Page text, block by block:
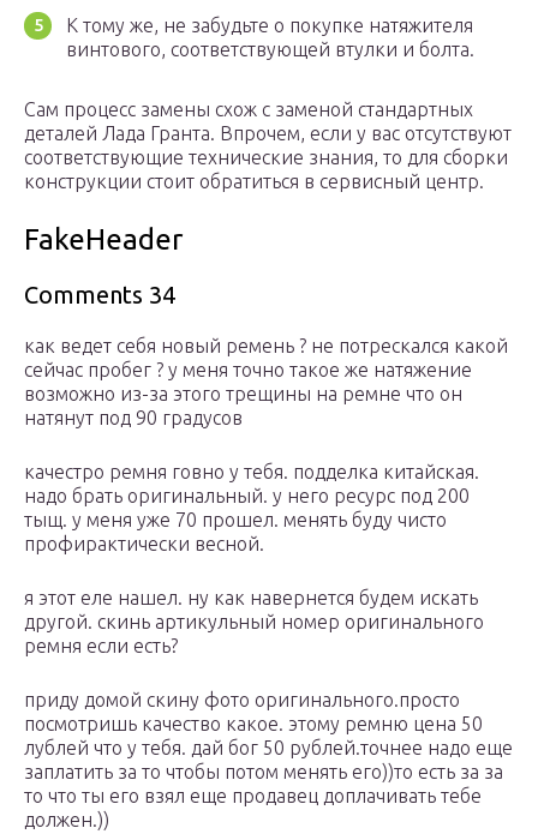
К тому же, не забудьте о покупке натяжителя
винтового, соответствующей втулки и болта.
Сам процесс замены схож с заменой стандартных
деталей Лада Гранта. Впрочем, если у вас отсутствуют
соответствующие технические знания, то для сборки
конструкции стоит обратиться в сервисный центр.
FakeHeader
Comments 34
как ведет себя новый ремень ? не потрескался какой
сейчас пробег ? у меня точно такое же натяжение
возможно из-за этого трещины на ремне что он
натянут под 90 градусов
качестро ремня говно у тебя. подделка китайская.
надо брать оригинальный. у него ресурс под 200
тыщ. у меня уже 70 прошел. менять буду чисто
профирактически весной.
я этот еле нашел. ну как навернется будем искать
другой. скинь артикульный номер оригинального
ремня если есть?
приду домой скину фото оригинального.просто
посмотришь качество какое. этому ремню цена 50
лублей что у тебя. дай бог 50 рублей.точнее надо еще
заплатить за то чтобы потом менять его))то есть за за
то что ты его взял еще продавец доплачивать тебе
должен.))